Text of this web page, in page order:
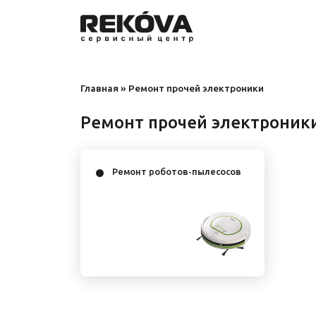
Главная » Ремонт прочей электроники
Ремонт прочей
Ремонт роботов-пылесосов